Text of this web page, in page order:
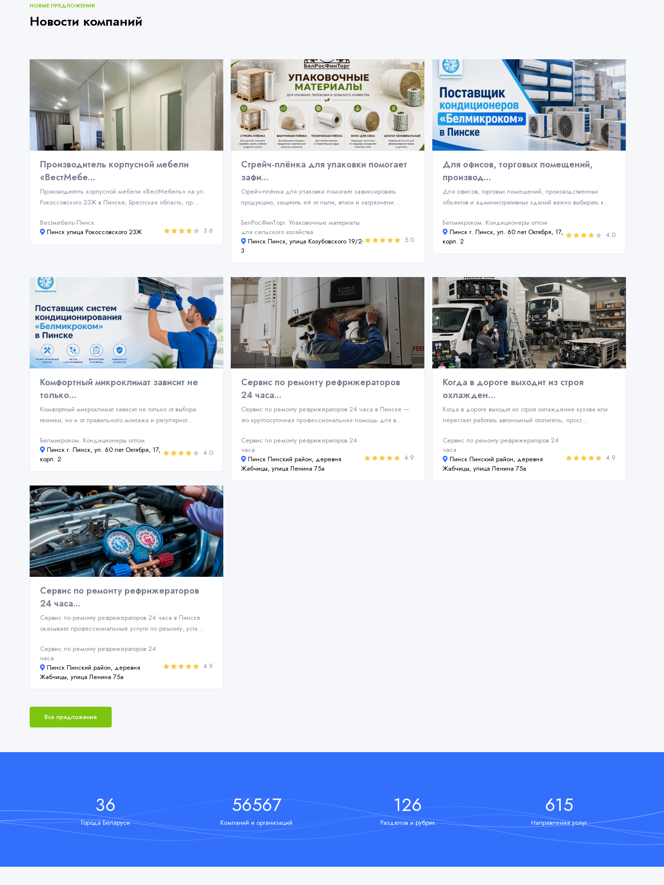
НОВЫЕ ПРЕДЛОЖЕНИЯ
Новости компаний
Производитель корпусной мебели
«ВестМебе...
Производитель корпусной мебели «ВестМебель» на ул.
Рокоссовского 23Ж в Пинске, Брестская область, пр...
Вестмебель-Пинск
Пинск улица Рокоссовского 23Ж
3.6
Стрейч-плёнка для упаковки помогает
зафи...
Стрейч-плёнка для упаковки помогает зафиксировать
продукцию, защитить её от пыли, влаги и загрязнени...
БелРосФинТорг. Упаковочные материалы
для сельского хозяйства
Пинск Пинск, улица Козубовского 19/2-
3
5.0
Для офисов, торговых помещений,
производ...
Для офисов, торговых помещений, производственных
объектов и административных зданий важно выбирать к...
Белмикроком. Кондиционеры оптом
Пинск г. Пинск, ул. 60 лет Октября, 17,
корп. 2
4.0
Комфортный микроклимат зависит не
только...
Комфортный микроклимат зависит не только от выбора
техники, но и от правильного монтажа и регулярног...
Белмикроком. Кондиционеры оптом
Пинск г. Пинск, ул. 60 лет Октября, 17,
корп. 2
4.0
Сервис по ремонту рефрижераторов
24 часа...
Сервис по ремонту рефрижераторов 24 часа в Пинске —
это круглосуточная профессиональная помощь для в...
Сервис по ремонту рефрижераторов 24
часа
Пинск Пинский район, деревня
Жабчицы, улица Ленина 75а
4.9
Когда в дороге выходит из строя
охлажден...
Когда в дороге выходит из строя охлаждение кузова или
перестает работать автономный отопитель, прост...
Сервис по ремонту рефрижераторов 24
часа
Пинск Пинский район, деревня
Жабчицы, улица Ленина 75а
4.9
Сервис по ремонту рефрижераторов
24 часа...
Сервис по ремонту рефрижераторов 24 часа в Пинске
оказывает профессиональные услуги по ремонту, уста...
Сервис по ремонту рефрижераторов 24
часа
Пинск Пинский район, деревня
Жабчицы, улица Ленина 75а
4.9
Все предложения
43
Города Беларуси
67342
Компаний и организаций
150
Разделов и рубрик
732
Направления услуг